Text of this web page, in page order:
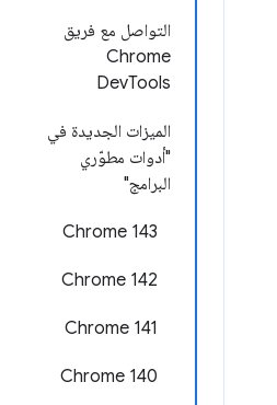
التواصل مع فريق
Chrome
DevTools
الميزات الجديدة في
"أدوات مطوّري
البرامج"
Chrome 143
Chrome 142
‫Chrome 141
Chrome 140